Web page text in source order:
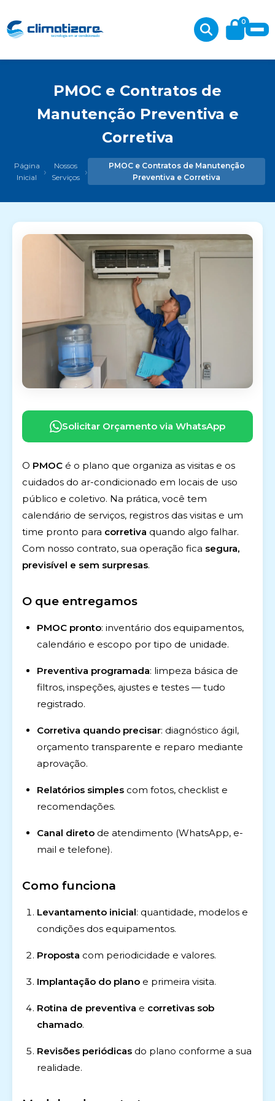
0
PMOC e Contratos de
Manutenção Preventiva e
Corretiva
Página
Inicial
›
Nossos
Serviços ›
PMOC e Contratos de Manutenção
Preventiva e Corretiva
Solicitar Orçamento via WhatsApp
O PMOC é o plano que organiza as visitas e os
cuidados do ar-condicionado em locais de uso
público e coletivo. Na prática, você tem
calendário de serviços, registros das visitas e um
time pronto para corretiva quando algo falhar.
Com nosso contrato, sua operação fica segura,
previsível e sem surpresas.
O que entregamos
PMOC pronto: inventário dos equipamentos,
calendário e escopo por tipo de unidade.
Preventiva programada: limpeza básica de
filtros, inspeções, ajustes e testes — tudo
registrado.
Corretiva quando precisar: diagnóstico ágil,
orçamento transparente e reparo mediante
aprovação.
Relatórios simples com fotos, checklist e
recomendações.
Canal direto de atendimento (WhatsApp, e-
mail e telefone).
Como funciona
Levantamento inicial: quantidade, modelos e
condições dos equipamentos.
Proposta com periodicidade e valores.
Implantação do plano e primeira visita.
Rotina de preventiva e corretivas sob
chamado.
Revisões periódicas do plano conforme a sua
realidade.